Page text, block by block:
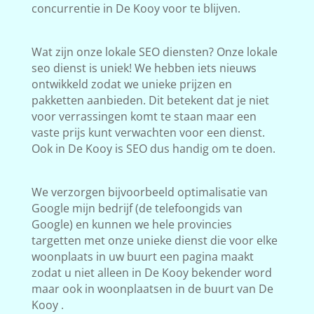
concurrentie in De Kooy voor te blijven.
Wat zijn onze lokale SEO diensten? Onze lokale
seo dienst is uniek! We hebben iets nieuws
ontwikkeld zodat we unieke prijzen en
pakketten aanbieden. Dit betekent dat je niet
voor verrassingen komt te staan maar een
vaste prijs kunt verwachten voor een dienst.
Ook in De Kooy is SEO dus handig om te doen.
We verzorgen bijvoorbeeld optimalisatie van
Google mijn bedrijf (de telefoongids van
Google) en kunnen we hele provincies
targetten met onze unieke dienst die voor elke
woonplaats in uw buurt een pagina maakt
zodat u niet alleen in De Kooy bekender word
maar ook in woonplaatsen in de buurt van De
Kooy .